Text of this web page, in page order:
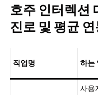
호주 인터렉션
진로 및 평균
직업명 하는
사용